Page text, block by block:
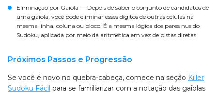
Eliminação por Gaiola — Depois de saber o conjunto de candidatos de
uma gaiola, você pode eliminar esses dígitos de outras células na
mesma linha, coluna ou bloco. É a mesma lógica dos pares nus do
Sudoku, aplicada por meio da aritmética em vez de pistas diretas.
Próximos Passos e Progressão
Se você é novo no quebra-cabeça, comece na seção Killer
Sudoku Fácil para se familiarizar com a notação das gaiolas